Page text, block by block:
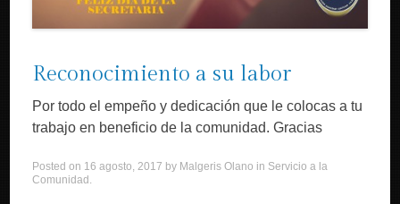
Reconocimiento a su labor
Por todo el empeño y dedicación que le colocas a tu
trabajo en beneficio de la comunidad. Gracias
Posted on 16 agosto, 2017 by Malgeris Olano in Servicio a la
Comunidad.